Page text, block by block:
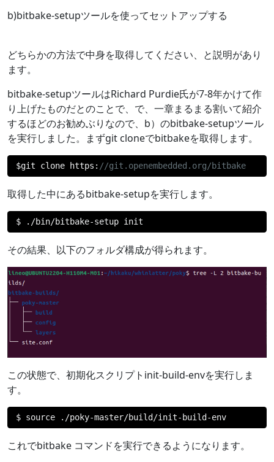
b)bitbake-setupツールを使ってセットアップする
どちらかの方法で中身を取得してください、と説明があり
ます。
bitbake-setupツールはRichard Purdie氏が7-8年かけて作
り上げたものだとのことで、で、一章まるまる割いて紹介
するほどのお勧めぶりなので、b）のbitbake-setupツール
を実行しました。まずgit cloneでbitbakeを取得します。
$git clone https : //git.openembedded.org/bitbake
取得した中にあるbitbake-setupを実行します。
$ ./bin/bitbake-setup init
その結果、以下のフォルダ構成が得られます。
この状態で、初期化スクリプトinit-build-envを実行しま
す。
$ source ./poky-master/build /init- build -env
これでbitbake コマンドを実行できるようになります。